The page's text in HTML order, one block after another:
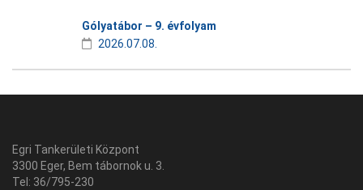
Gólyatábor – 9. évfolyam
2026.07.08.
Egri Tankerületi Központ
3300 Eger, Bem tábornok u. 3.
Tel: 36/795-230